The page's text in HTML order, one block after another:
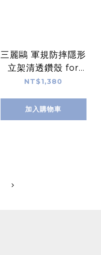
三麗鷗 軍規防摔隱形
立架清透鑽殼 for
iPhone 16
NT$1,380
加入購物車